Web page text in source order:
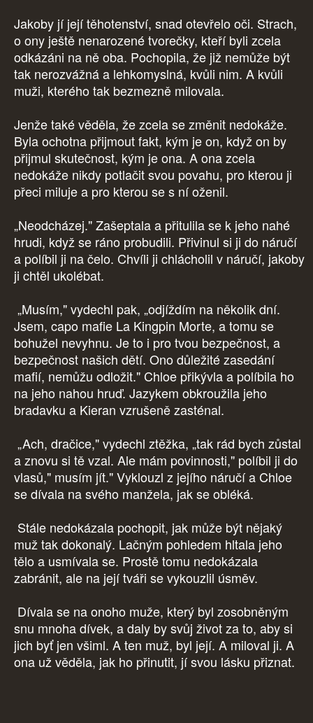
Jakoby jí její těhotenství, snad otevřelo oči. Strach,
o ony ještě nenarozené tvorečky, kteří byli zcela
odkázáni na ně oba. Pochopila, že již nemůže být
tak nerozvážná a lehkomyslná, kvůli nim. A kvůli
muži, kterého tak bezmezně milovala.
Jenže také věděla, že zcela se změnit nedokáže.
Byla ochotna přijmout fakt, kým je on, když on by
přijmul skutečnost, kým je ona. A ona zcela
nedokáže nikdy potlačit svou povahu, pro kterou ji
přeci miluje a pro kterou se s ní oženil.
„Neodcházej." Zašeptala a přitulila se k jeho nahé
hrudi, když se ráno probudili. Přivinul si ji do náručí
a políbil ji na čelo. Chvíli ji chlácholil v náručí, jakoby
ji chtěl ukolébat.
„Musím," vydechl pak, „odjíždím na několik dní.
Jsem, capo mafie La Kingpin Morte, a tomu se
bohužel nevyhnu. Je to i pro tvou bezpečnost, a
bezpečnost našich dětí. Ono důležité zasedání
mafií, nemůžu odložit." Chloe přikývla a políbila ho
na jeho nahou hruď. Jazykem obkroužila jeho
bradavku a Kieran vzrušeně zasténal.
„Ach, dračice," vydechl ztěžka, „tak rád bych zůstal
a znovu si tě vzal. Ale mám povinnosti," políbil ji do
vlasů," musím jít." Vyklouzl z jejího náručí a Chloe
se dívala na svého manžela, jak se obléká.
Stále nedokázala pochopit, jak může být nějaký
muž tak dokonalý. Lačným pohledem hltala jeho
tělo a usmívala se. Prostě tomu nedokázala
zabránit, ale na její tváři se vykouzlil úsměv.
Dívala se na onoho muže, který byl zosobněným
snu mnoha dívek, a daly by svůj život za to, aby si
jich byť jen všiml. A ten muž, byl její. A miloval ji. A
ona už věděla, jak ho přinutit, jí svou lásku přiznat.